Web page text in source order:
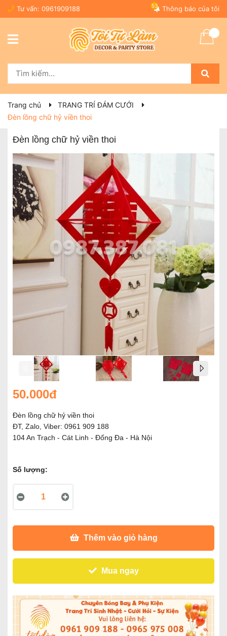
Tư vấn: 0961909188 Thông báo của tôi
53
Trang chủ
TRANG TRÍ ĐÁM CƯỚI
Đèn lồng chữ hỷ viền thoi
Đèn lồng chữ hỷ viền thoi
50.000đ
Đèn lồng chữ hỷ viền thoi
ĐT, Zalo, Viber: 0961 909 188
104 An Trạch - Cát Linh - Đống Đa - Hà Nội
Số lượng:
Thêm vào giỏ hàng
Mua ngay